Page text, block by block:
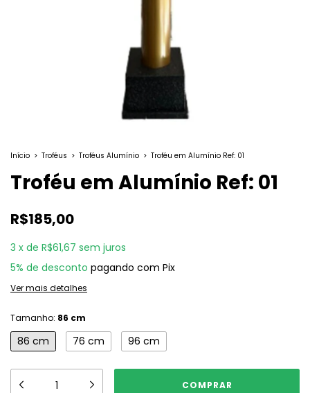
Início > Troféus > Troféus Alumínio > Troféu em Alumínio Ref: 01
Troféu em Alumínio Ref: 01
R$185,00
3 x de R$61,67 sem juros
5% de desconto pagando com Pix
Ver mais detalhes
Tamanho: 86 cm
86 cm 76 cm 96 cm